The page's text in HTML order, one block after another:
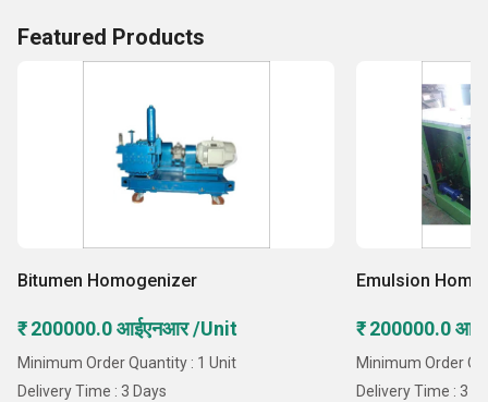
Featured Products
Bitumen Homogenizer
₹ 200000.0 आईएनआर /Unit
Minimum Order Quantity : 1 Unit
Delivery Time : 3 Days
Emulsion
₹ 200000.0
Minimum Order
Delivery Time : 3